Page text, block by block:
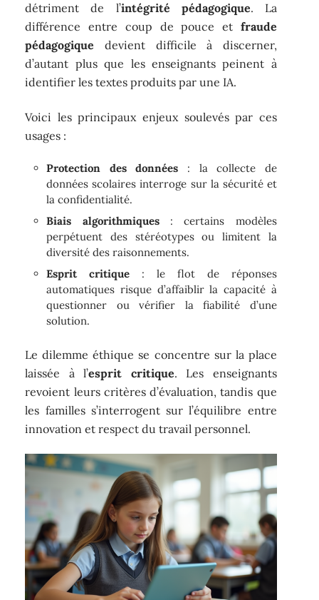
détriment de l’intégrité pédagogique. La
différence entre coup de pouce et fraude
pédagogique devient difficile à discerner,
d’autant plus que les enseignants peinent à
identifier les textes produits par une IA.
Voici les principaux enjeux soulevés par ces
usages :
Protection des données : la collecte de
données scolaires interroge sur la sécurité et
la confidentialité.
Biais algorithmiques: certains modèles
perpétuent des stéréotypes ou limitent la
diversité des raisonnements.
Esprit critique : le flot de réponses
automatiques risque d’affaiblir la capacité à
questionner ou vérifier la fiabilité d’une
solution.
Le dilemme éthique se concentre sur la place
laissée à l’esprit critique. Les enseignants
revoient leurs critères d’évaluation, tandis que
les familles s’interrogent sur l’équilibre entre
innovation et respect du travail personnel.